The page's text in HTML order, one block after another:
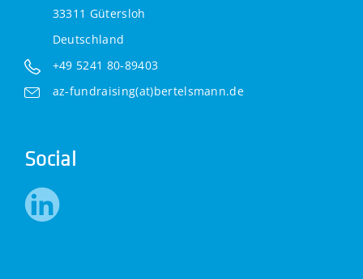
33311 Gütersloh
Deutschland
+49 5241 80-89403
az-fundraising(at)bertelsmann.de
Social